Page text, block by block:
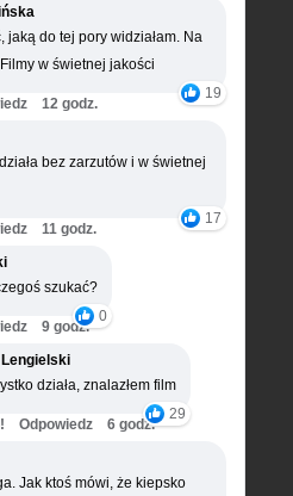
jaką do tej pory widziałam. Na
w świetnej jakości
19
12 godz.
bez zarzutów i w świetnej
17
11 godz.
szukać?
0
9 godz.
Lengielski
działa, znalazłem film
29
Odpowiedz
6 godz.
Jak ktoś mówi, że kiepsko